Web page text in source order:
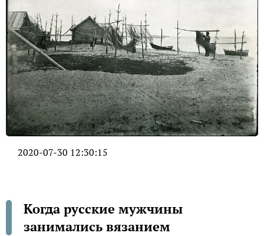
2020-07-30 12:30:15
Когда русские мужчины
занимались вязанием